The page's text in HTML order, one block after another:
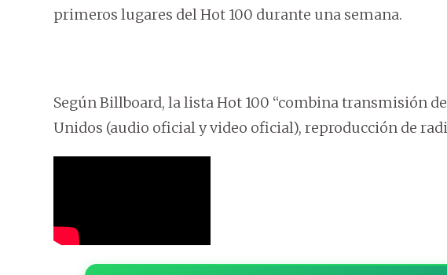
primeros lugares del Hot 100 durante una semana.
Según Billboard, la lista Hot 100 “combina transmisión
Unidos (audio oficial y video oficial), reproducción de